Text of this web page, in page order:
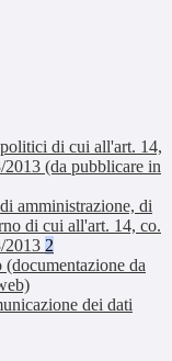
di cui all'art. 14,
(da pubblicare in
amministrazione, di
di cui all'art. 14, co.
2013 2
da
dei dati